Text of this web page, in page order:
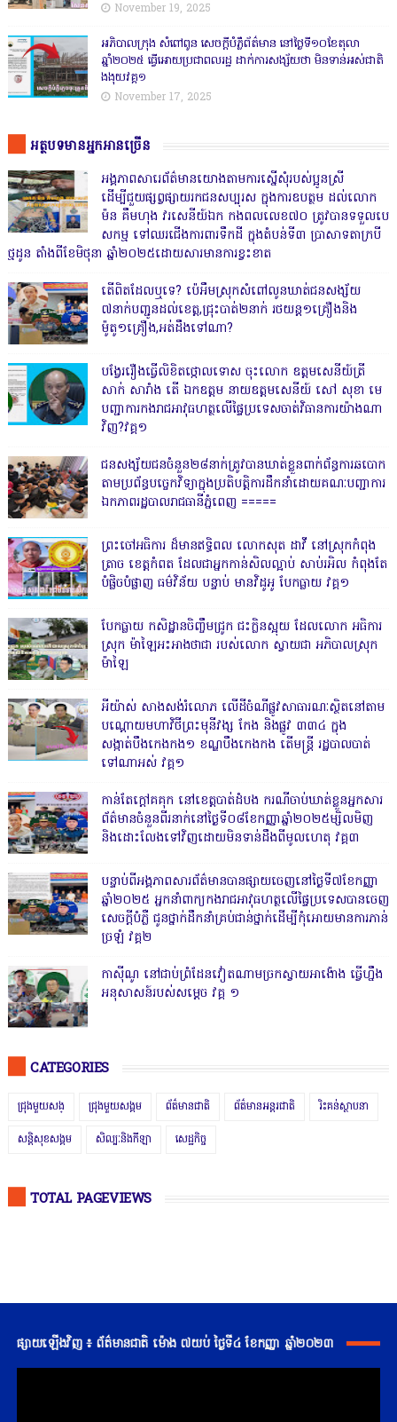
November 19, 2025
អភិបាលក្រុង សំពៅពូន សេចក្តីបំភ្លឺព័ត៌មាន នៅថ្ងៃទី១០ខែតុលា
ឆ្នាំ២០២៥ ធ្វើអោយប្រជាពលរដ្ឋ ដាក់ការសង្ស័យថា មិនទាន់អស់ជាតិ
ងងុយវគ្គ១
November 17, 2025
អត្ថបទមានអ្នកអានច្រើន
អង្គភាពសារេព័ត៌មានយោងតាមការស្នើសុំរបស់ប្អូនស្រី
ដើម្បីជួយផ្សព្វផ្សាយរកជនសប្បុរស ក្នុងការឧបត្ថម ដល់លោក
ម៉ន គឹមហុង វរសេនីយ៍ឯក កងពលលេខ៧០ ត្រូវបានទទួលបេ
សកម្ម ទៅឈរជើងការពារទឹកដី ក្នុងតំបន់ទី៣ ប្រាសាទតាក្របី
ថ្មដូន តាំងពីខែមិថុនា ឆ្នាំ២០២៥ដោយសារមានការខ្វះខាត
តើពិតដែលឬទេ? ប៉េអឹមស្រុកសំពៅលូនឃាត់ជនសង្ស័យ
៧នាក់បញ្ជូនដល់ខេត្ត,ជ្រុះបាត់២នាក់ រថយន្ត១គ្រឿងនិង
ម៉ូតូ១គ្រឿង,អត់ដឹងទៅណា?
បង្វែររឿងធ្វើលិខិតថ្កោលទោស ចុះលោក ឧត្តមសេនីយ៍ត្រី
សាក់ សារាំង តើ ឯកឧត្តម នាយឧត្តមសេនីយ៍ សៅ សុខា មេ
បញ្ជាការកងរាជអាវុធហត្ថលើផ្ទៃប្រទេសចាត់វិធានការយ៉ាងណា
វិញ?វគ្គ១
ជនសង្ស័យជនចំនួន២៨នាក់ត្រូវបានឃាត់ខ្លួនពាក់ព័ន្ធការឆបោក
តាមប្រព័ន្ធបច្ចេកវិទ្យាក្នុងប្រតិបត្តិការដឹកនាំដោយគណៈបញ្ជាការ
ឯកភាពរដ្ឋបាលរាជធានីភ្នំពេញ ‎=====
ព្រះចៅអធិការ ដ៏មានឥទ្ធិពល លោកសុត ដាវី នៅស្រុកកំពុង
ត្រាច ខេត្តកំពត ដែលជាអ្នកកាន់សិលល្អាប់ សាប់រអិល កំពុងតែ
បំផ្លិចបំផ្លាញ ធម៌វិន័យ បន្ទាប់ មានវិដូអូ បែកធ្លាយ វគ្គ១
បែកធ្លាយ កសិដ្ឋានចិញ្ចឹមជ្រូក ជះក្លិនស្អុយ ដែលលោក អធិការ
ស្រុក ម៉ាឡៃអះអាងថាជា របស់លោក ស្វាយជា អភិបាលស្រុក
ម៉ាឡៃ
អីយ៉ាស់ សាងសង់រំលោភ លើដីចំណីផ្លូវសាធារណៈស្ថិតនៅតាម
បណ្ដោយមហាវិថីព្រះមុនីវង្ស កែង និងផ្លូវ ៣៣៤ ក្នុង
សង្កាត់បឹងកេងកង១ ខណ្ឌបឹងកេងកង តើមន្ត្រី រដ្ឋបាលបាត់
ទៅណាអស់ វគ្គ១
កាន់តែក្តៅគគុក នៅខេត្តបាត់ដំបង ករណីចាប់ឃាត់ខ្លួនអ្នកសារ
ព័ត៌មានចំនួនពីរនាក់នៅថ្ងៃទី០៨ខែកញ្ញាឆ្នាំ២០២៥ម្សិលមិញ
និងដោះលែងទៅវិញដោយមិនទាន់ដឹងពីមូលហេតុ វគ្គ៣
បន្ទាប់ពីអង្គភាពសារព័ត៌មានបានផ្សាយចេញនៅថ្ងៃទី៧ខែកញ្ញា
ឆ្នាំ២០២៥ អ្នកនាំពាក្យកងរាជអាវុធហត្ថលើផ្ទៃប្រទេសបានចេញ
សេចក្តីបំភ្លឺ ជូនថ្នាក់ដឹកនាំគ្រប់ជាន់ថ្នាក់ដើម្បីកុំអោយមានការភាន់
ច្រឡំ វគ្គ២
កាសុីណូ នៅជាប់ព្រំដែនវៀតណាមច្រកស្វាយអាង៉ោង ធ្វើហ្នឹង
អនុសាសន៍របស់សម្ដេច វគ្គ ១
CATEGORIES
ជ្រុងមួយសង្ ជ្រុងមួយសង្គម ព័ត៌មានជាតិ ព័ត៌មានអន្តរជាតិ រិះគន់ស្ថាបនា
សន្តិសុខសង្គម សិល្បៈនិងកីឡា សេដ្ឋកិច្ច
TOTAL PAGEVIEWS
ផ្សាយឡើងវិញ ៖ ព័ត៌មានជាតិ ម៉ោង ៧យប់ ថ្ងៃទី៤ ខែកញ្ញា ឆ្នាំ២០២៣